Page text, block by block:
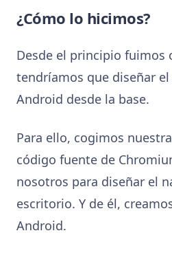
¿Cómo lo hicimos?
Desde el principio fuimos
tendríamos que diseñar
Android desde la base.
Para ello, cogimos
código fuente de
nosotros para diseñar el
escritorio. Y de él,
Android.